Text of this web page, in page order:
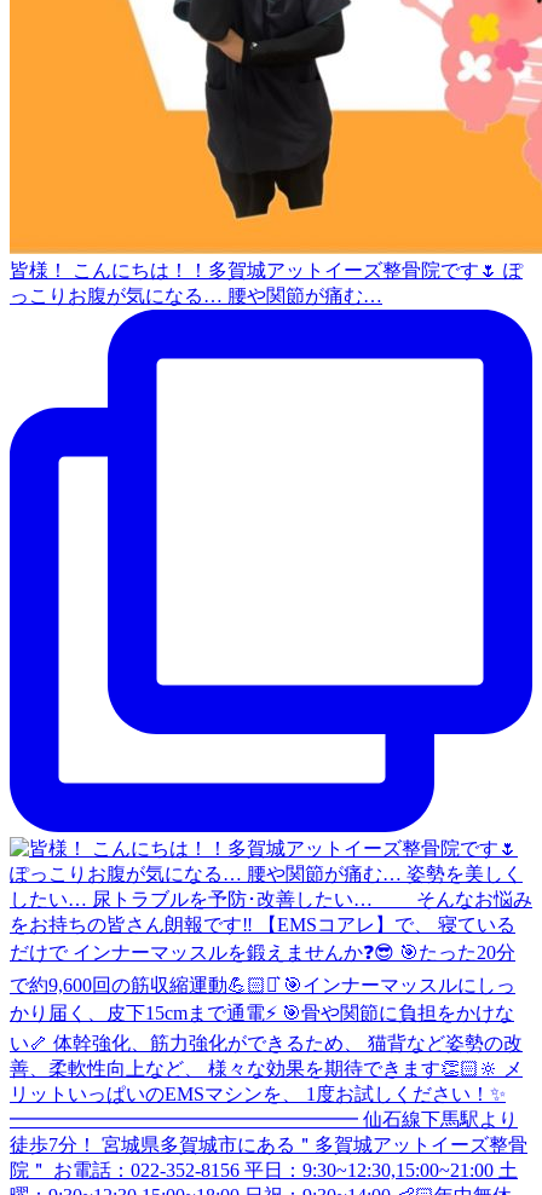
皆様！ こんにちは！！多賀城アットイーズ整骨院です🌷 ぽ
っこりお腹が気になる… 腰や関節が痛む…